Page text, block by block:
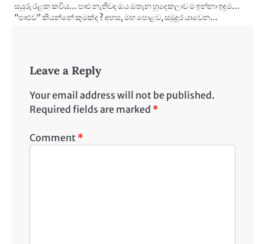
සයුරු රළක කවිය… පාළු නැතිවද ඔය ඔතැන හුදෙකලාව ම ඉන්නා ඉඳුම…
“පාළුව” කියන්නේ කුමක්ද ? අහස, මහ පොළව, සමුදුර යාවෙන…
Leave a Reply
Your email address will not be published.
Required fields are marked *
Comment *